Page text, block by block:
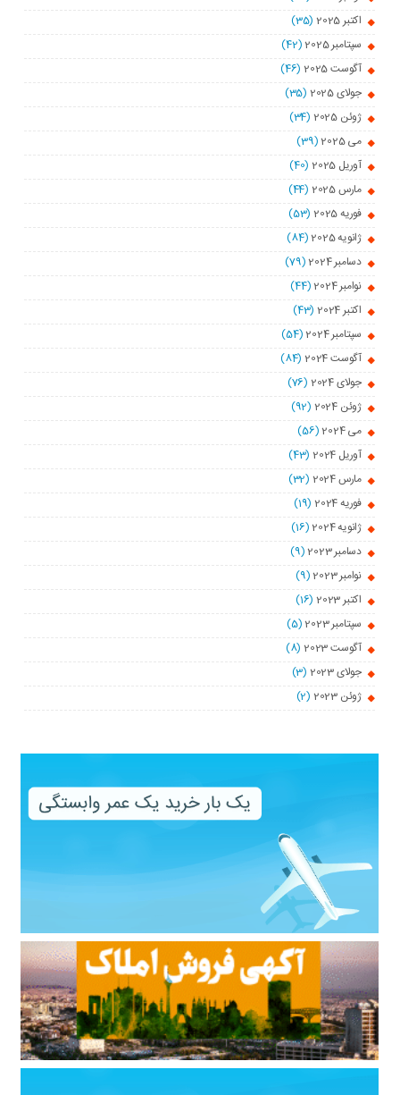
اکتبر 2025
(35)
سپتامبر 2025
(42)
آگوست 2025
(46)
جولای 2025
(35)
ژوئن 2025
(34)
می 2025
(39)
آوریل 2025
(40)
مارس 2025
(44)
فوریه 2025
(53)
ژانویه 2025
(84)
دسامبر 2024
(79)
نوامبر 2024
(44)
اکتبر 2024
(43)
سپتامبر 2024
(54)
آگوست 2024
(84)
جولای 2024
(76)
ژوئن 2024
(92)
می 2024
(56)
آوریل 2024
(43)
مارس 2024
(32)
فوریه 2024
(19)
ژانویه 2024
(16)
دسامبر 2023
(9)
نوامبر 2023
(9)
اکتبر 2023
(16)
سپتامبر 2023
(5)
آگوست 2023
(8)
جولای 2023
(3)
ژوئن 2023
(2)